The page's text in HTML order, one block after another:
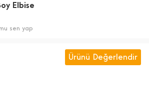
Elbise
sen yap
Ürünü Değerlendir